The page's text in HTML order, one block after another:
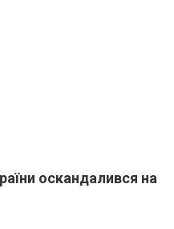
оскандалився на